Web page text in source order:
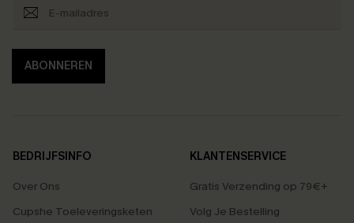
ABONNEREN
BEDRIJFSINFO
Over Ons
Cupshe Toeleveringsketen
KLANTENSERVICE
Gratis Verzending op 79€+
Volg Je Bestelling